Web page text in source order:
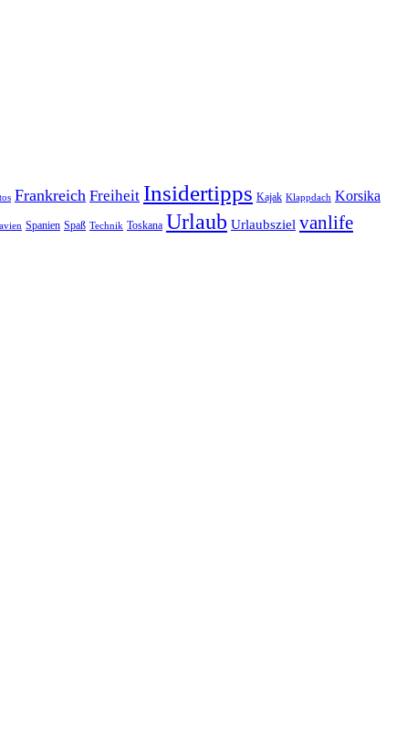
Frankreich Freiheit Insidertipps Kajak Klappdach Korsika
Spanien Spaß Technik Toskana Urlaub Urlaubsziel vanlife